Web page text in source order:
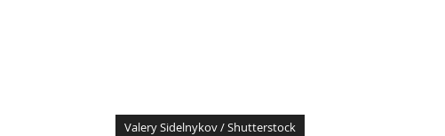
Valery Sidelnykov / Shutterstock